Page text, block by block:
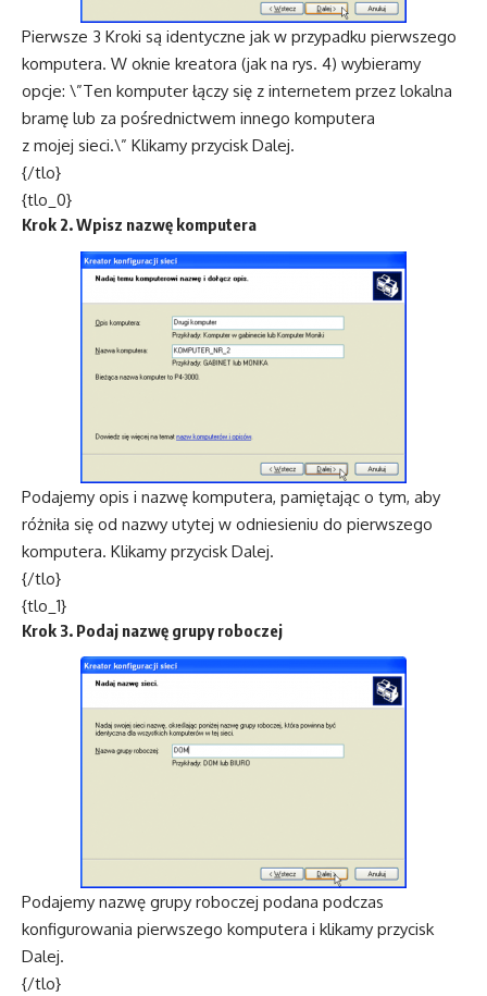
Pierwsze 3 Kroki są identyczne jak w przypadku pierwszego
komputera. W oknie kreatora (jak na rys. 4) wybieramy
opcje: \”Ten komputer łączy się z internetem przez lokalna
bramę lub za pośrednictwem innego komputera
z mojej sieci.\” Klikamy przycisk Dalej.
{/tlo}
{tlo_0}
Krok 2. Wpisz nazwę komputera
Podajemy opis i nazwę komputera, pamiętając o tym, aby
różniła się od nazwy utytej w odniesieniu do pierwszego
komputera. Klikamy przycisk Dalej.
{/tlo}
{tlo_1}
Krok 3. Podaj nazwę grupy roboczej
Podajemy nazwę grupy roboczej podana podczas
konfigurowania pierwszego komputera i klikamy przycisk
Dalej.
{/tlo}